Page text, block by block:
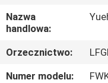
WYCIECZKA
PO
FABRYCE
Nazwa
handlowa:
Orzecznictwo:
Numer modelu: